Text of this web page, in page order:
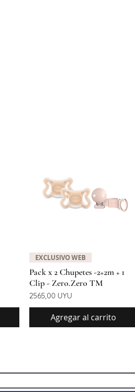
Vista rápida
EXCLUSIVO WEB
Pack x 2 Chupetes -2+2m + 1
Clip - Zero.Zero TM
Precio
2565,00 UYU
Agregar al carrito